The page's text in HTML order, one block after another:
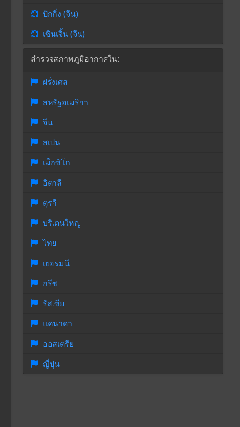
ปักกิ่ง (จีน)
เซินเจิ้น (จีน)
สำรวจสภาพภูมิอากาศใน:
ฝรั่งเศส
สหรัฐอเมริกา
จีน
สเปน
เม็กซิโก
อิตาลี
ตุรกี
บริเตนใหญ่
ไทย
เยอรมนี
กรีซ
รัสเซีย
แคนาดา
ออสเตรีย
ญี่ปุ่น